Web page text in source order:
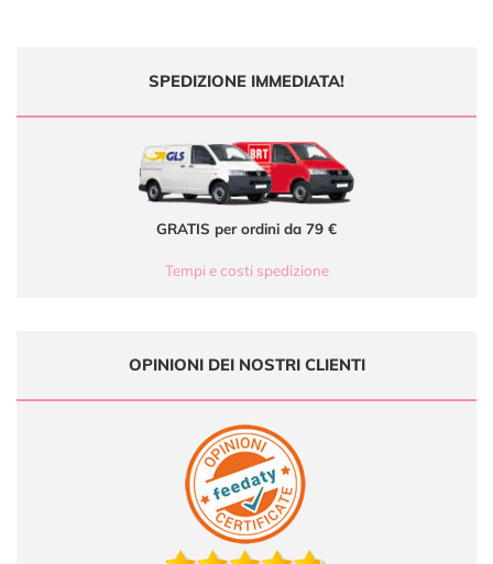
SPEDIZIONE IMMEDIATA!
GRATIS per ordini da 79 €
Tempi e costi spedizione
OPINIONI DEI NOSTRI CLIENTI